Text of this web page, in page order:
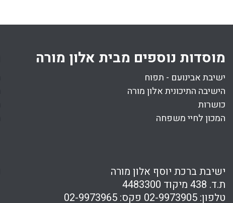
מוסדות נוספים מבית אלון מורה
ישיבת אבינועם - תפוח
הישיבה התיכונית אלון מורה
כושרות
המכון לחיי משפחה
ישיבת ברכת יוסף אלון מורה
ת.ד. 438 מיקוד 4483300
טלפון: 02-9973905 פקס: 02-9973965